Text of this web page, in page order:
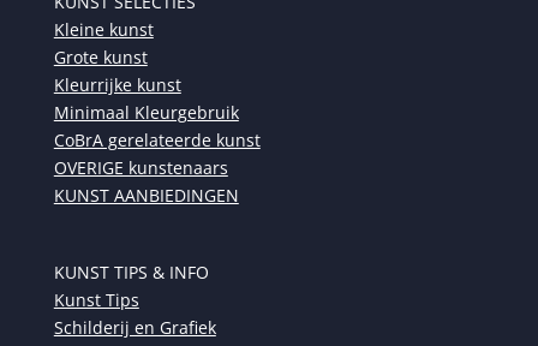
Kleine kunst
Grote kunst
Kleurrijke kunst
Minimaal Kleurgebruik
CoBrA gerelateerde kunst
OVERIGE kunstenaars
KUNST AANBIEDINGEN
KUNST TIPS & INFO
Kunst Tips
Schilderij en Grafiek